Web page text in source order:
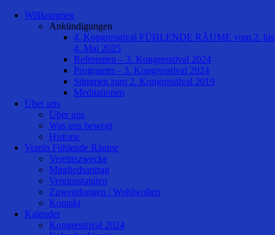
Willkommen
Ankündigungen
4. Kongresstival FÜHLENDE RÄUME vom 2. bis
4. Mai 2025
Referenten – 3. Kongresstival 2024
Programm – 3. Kongresstival 2024
Stimmen zum 2. Kongresstival 2019
Meditationen
Über uns
Über uns
Was uns bewegt
Historie
Verein Fühlende Räume
Vereinszwecke
Mitgliedsantrag
Vereinsstatuten
Zuwendungen / Wohlwollen
Kontakt
Kalender
Kongresstival 2024